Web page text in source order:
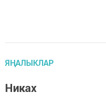
ЯҢАЛЫКЛАР
Никах